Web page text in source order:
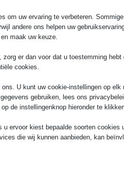
om uw ervaring te verbeteren.
andere ons helpen uw
maak uw keuze.
zorg er dan voor dat u toestemming hebt
cookies.
U kunt uw cookie-instellingen op elk
gebruiken, lees ons
de instellingenknop hieronder te
u ervoor kiest bepaalde soorten cookies
die wij kunnen aanbieden, kan